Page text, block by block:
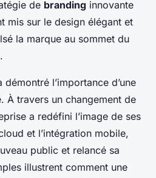
de branding innovante
mis sur le design élégant et
la marque au sommet du
démontré l’importance d’une
À travers un changement de
a redéfini l’image de ses
et l’intégration mobile,
public et relancé sa
illustrent comment une